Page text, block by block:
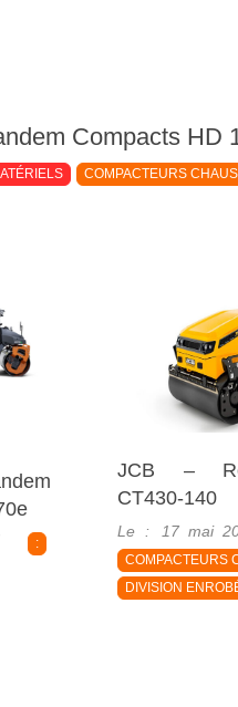
Compacts HD
COMPACTEURS
:
JCB –
CT430-140
2024-
05-
17
Le : 17 mai
COMPACTEURS
DIVISION